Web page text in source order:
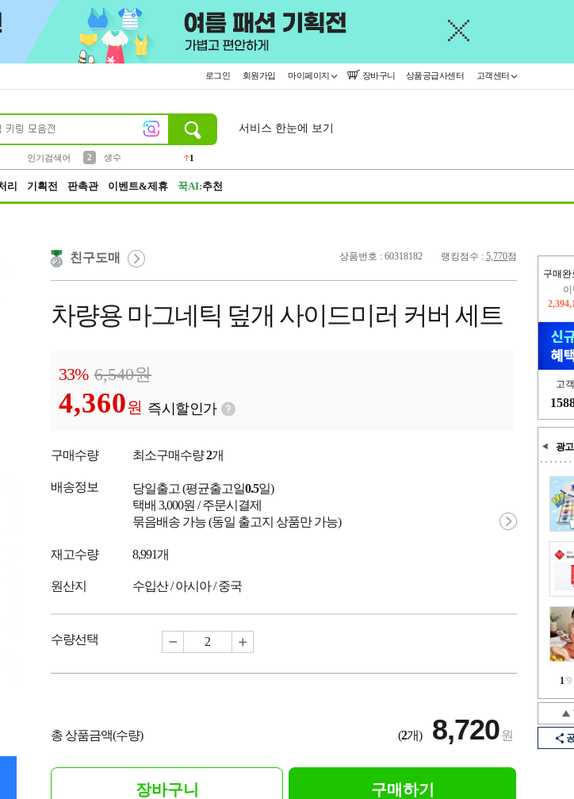
로그인 회원가입 마이페이지 장바구니 상품공급사센터 고객센터
인기검색어
2 생수
1
3
케이스 1
서비스 한눈에 보기
리 기획전 판촉관 이벤트&제휴 꾹AI:추천
구매완
고
광고
1/9
상품번호 : 60318182 랭킹점수 : 5,770점
친구도매
차량용 마그네틱 덮개 사이드미러 커버 세트
33% 6,540원
4,360원 즉시할인가
구매수량 최소구매수량2개
배송정보 당일출고 (평균출고일0.5일)
택배 3,000원 / 주문시결제
묶음배송 가능 (동일 출고지 상품만 가능)
재고수량 8,991개
원산지 수입산 / 아시아 / 중국
수량선택
총 상품금액(수량) (2개) 8,720원
장바구니 구매하기